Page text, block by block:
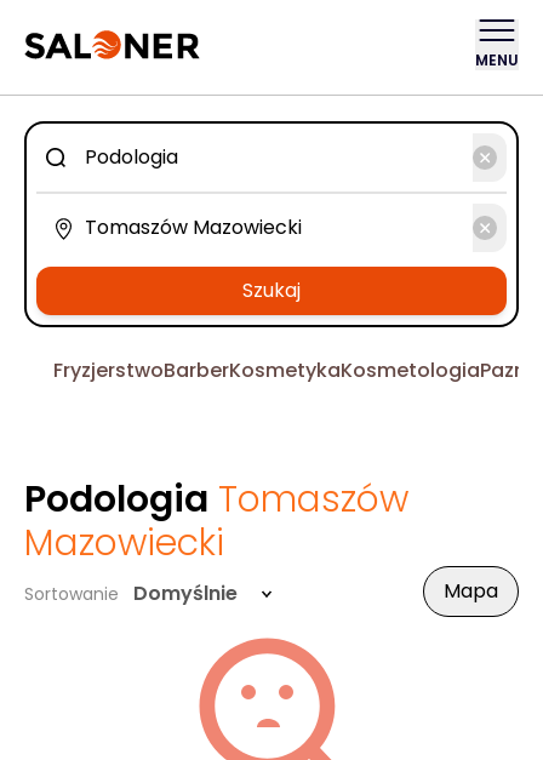
MENU
Szukaj
FryzjerstwoBarberKosmetykaKosmetologia
Podologia Tomaszów
Mazowiecki
Sortowanie Domyślnie Mapa